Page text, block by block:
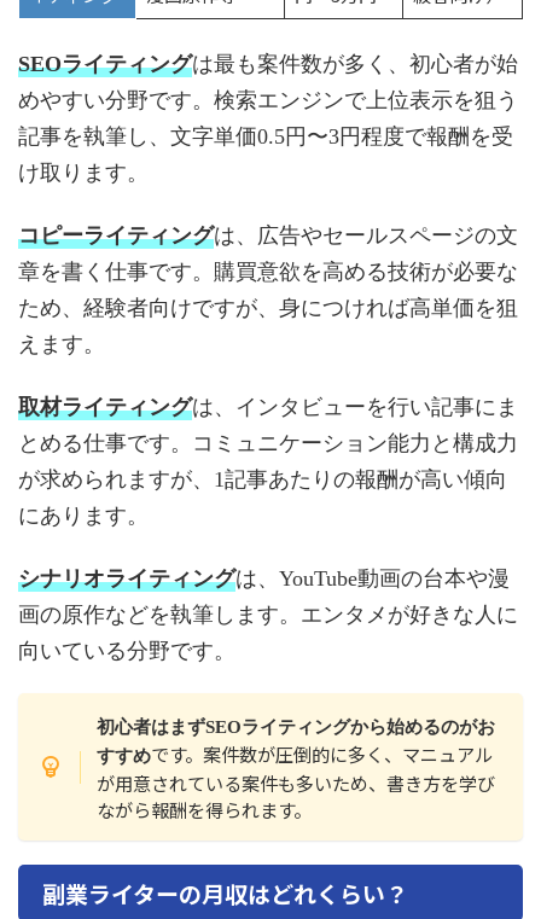
SEOライティングは最も案件数が多く、初心者が始
めやすい分野です。検索エンジンで上位表示を狙う
記事を執筆し、文字単価0.5円〜3円程度で報酬を受
け取ります。
コピーライティングは、広告やセールスページの文
章を書く仕事です。購買意欲を高める技術が必要な
ため、経験者向けですが、身につければ高単価を狙
えます。
取材ライティングは、インタビューを行い記事にま
とめる仕事です。コミュニケーション能力と構成力
が求められますが、1記事あたりの報酬が高い傾向
にあります。
シナリオライティングは、YouTube動画の台本や漫
画の原作などを執筆します。エンタメが好きな人に
向いている分野です。
初心者はまずSEOライティングから始めるのがお
すすめです。案件数が圧倒的に多く、マニュアル
が用意されている案件も多いため、書き方を学び
ながら報酬を得られます。
副業ライターの月収はどれくらい？